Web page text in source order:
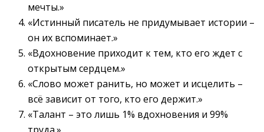
мечты.»
«Истинный писатель не придумывает истории –
он их вспоминает.»
«Вдохновение приходит к тем, кто его ждет с
открытым сердцем.»
«Слово может ранить, но может и исцелить –
всё зависит от того, кто его держит.»
«Талант – это лишь 1% вдохновения и 99%